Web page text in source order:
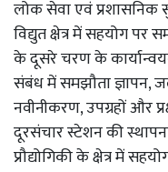
लोक सेवा एवं प्रशासनिक
विद्युत क्षेत्र में सहयोग
के दूसरे चरण के
संबंध में समझौता ज्ञापन,
नवीनीकरण, उपग्रहों और
दूरसंचार स्टेशन की
प्रौद्योगिकी के क्षेत्र में